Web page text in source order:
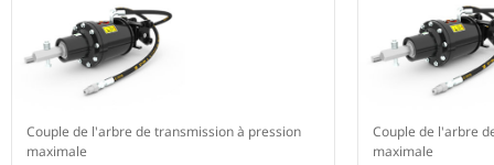
Couple de l'arbre de transmission à pression
maximale
Couple de l'arbre
maximale